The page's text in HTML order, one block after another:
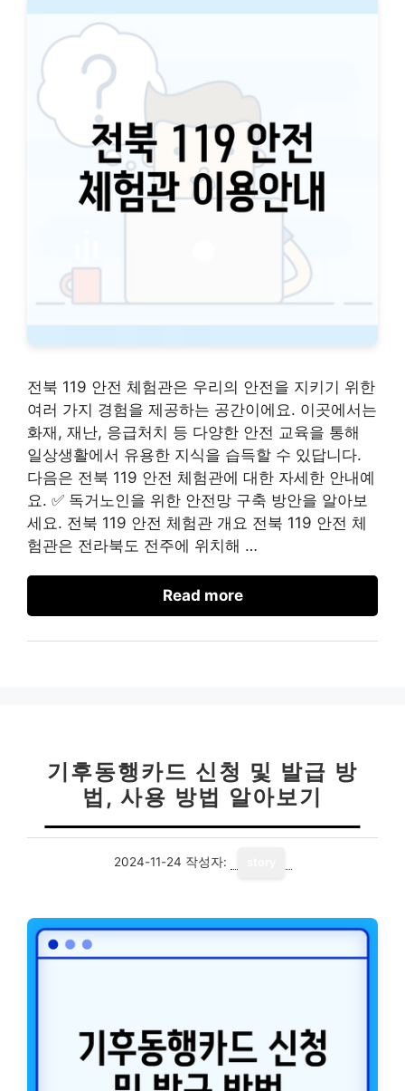
전북 119 안전 체험관은 우리의 안전을 지키기 위한
여러 가지 경험을 제공하는 공간이에요. 이곳에서는
화재, 재난, 응급처치 등 다양한 안전 교육을 통해
일상생활에서 유용한 지식을 습득할 수 있답니다.
다음은 전북 119 안전 체험관에 대한 자세한 안내예
요. ✅ 독거노인을 위한 안전망 구축 방안을 알아보
세요. 전북 119 안전 체험관 개요 전북 119 안전 체
험관은 전라북도 전주에 위치해 …
Read more
기후동행카드 신청 및 발급 방
법, 사용 방법 알아보기
2024-11-24 작성자: